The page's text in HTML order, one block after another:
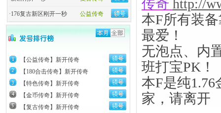
公益传奇
·176复古新区刚开一秒
【公益传奇】新开传奇
【180合击传奇】新开传奇
【特色传奇】新开传奇
【金币传奇】新开传奇
【复古传奇】新开传奇
传奇 http://
本F所有装
最爱！
无泡点、内
班打宝PK！
本F是纯
家，请离开